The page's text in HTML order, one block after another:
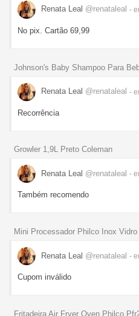
Renata Leal @renataleal -
No pix. Cartão 69,99
Johnson's Baby Shampoo Para
Renata Leal @renataleal -
Recorrência
Growler 1,9L Preto Coleman
Renata Leal @renataleal -
Também recomendo
Mini Processador Philco Inox
Renata Leal @renataleal -
Cupom inválido
Fritadeira Air Fryer Oven Philco